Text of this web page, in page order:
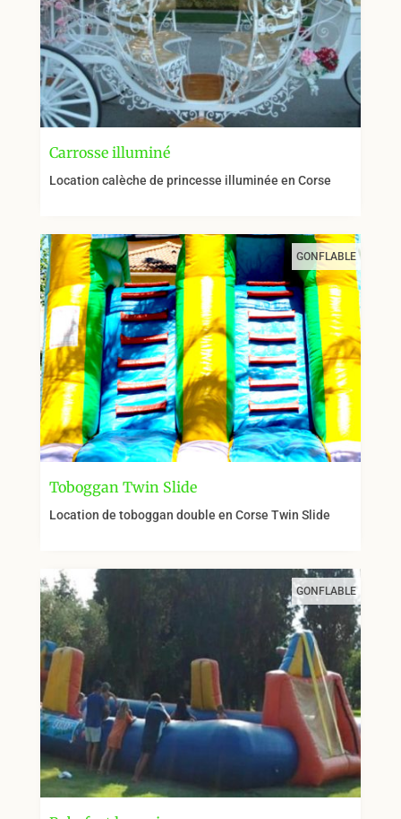
Carrosse illuminé
Location calèche de princesse illuminée en Corse
Toboggan Twin Slide
GONFLABLE
Location de toboggan double en Corse Twin Slide
GONFLABLE